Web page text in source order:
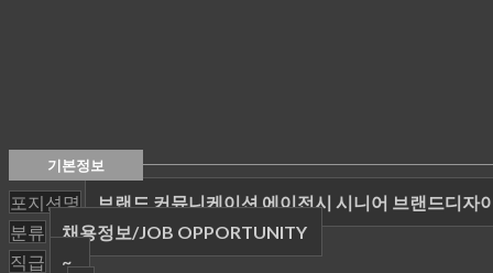
기본정보
포지션명
브랜드 커뮤니케이션 에이전시 시니어 브랜드디자
분류
채용정보/JOB OPPORTUNITY
직급
~